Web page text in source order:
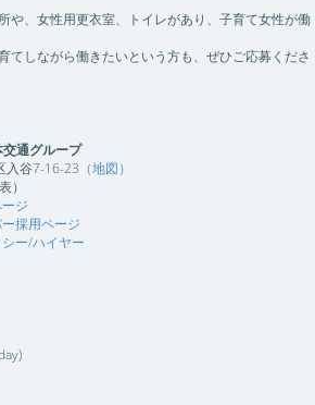
、女性用更衣室、トイレがあり、子育て女性が働
しながら働きたいという方も、ぜひご応募くださ
通グループ
谷7-16-23 （地図）
）
ジ
採用ページ
ー/ハイヤー